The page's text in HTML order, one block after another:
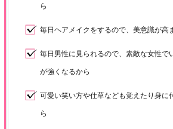
ら
毎日ヘアメイクをするので、美意識が高
毎日男性に見られるので、素敵な女性で
が強くなるから
可愛い笑い方や仕草なども覚えたり身に
ら